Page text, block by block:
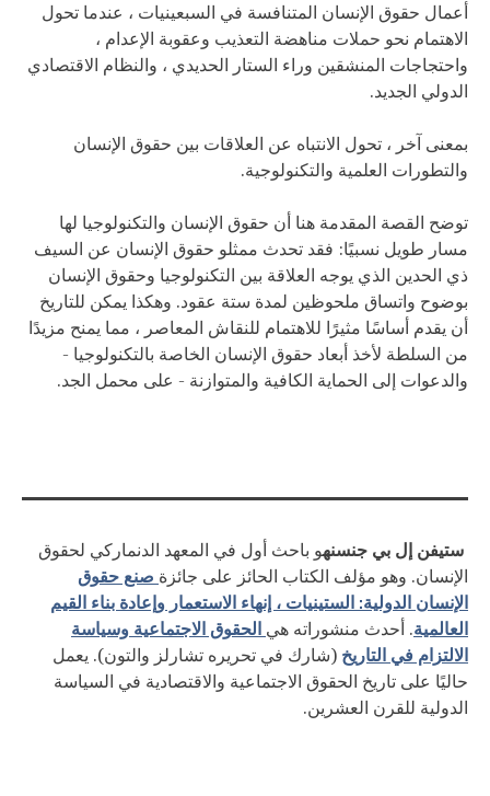
أعمال حقوق الإنسان المتنافسة في السبعينيات ، عندما تحول
الاهتمام نحو حملات مناهضة التعذيب وعقوبة الإعدام ،
واحتجاجات المنشقين وراء الستار الحديدي ، والنظام الاقتصادي
الدولي الجديد.
بمعنى آخر ، تحول الانتباه عن العلاقات بين حقوق الإنسان
والتطورات العلمية والتكنولوجية.
توضح القصة المقدمة هنا أن حقوق الإنسان والتكنولوجيا لها
مسار طويل نسبيًا: فقد تحدث ممثلو حقوق الإنسان عن السيف
ذي الحدين الذي يوجه العلاقة بين التكنولوجيا وحقوق الإنسان
بوضوح واتساق ملحوظين لمدة ستة عقود. وهكذا يمكن للتاريخ
أن يقدم أساسًا مثيرًا للاهتمام للنقاش المعاصر ، مما يمنح مزيدًا
من السلطة لأخذ أبعاد حقوق الإنسان الخاصة بالتكنولوجيا -
والدعوات إلى الحماية الكافية والمتوازنة - على محمل الجد.
ستيفن إل بي جنسنهو باحث أول في المعهد الدنماركي لحقوق
الإنسان. وهو مؤلف الكتاب الحائز على جائزة صنع حقوق
الإنسان الدولية: الستينيات ، إنهاء الاستعمار وإعادة بناء القيم
العالمية. أحدث منشوراته هي الحقوق الاجتماعية وسياسة
الالتزام في التاريخ (شارك في تحريره تشارلز والتون). يعمل
حاليًا على تاريخ الحقوق الاجتماعية والاقتصادية في السياسة
الدولية للقرن العشرين.